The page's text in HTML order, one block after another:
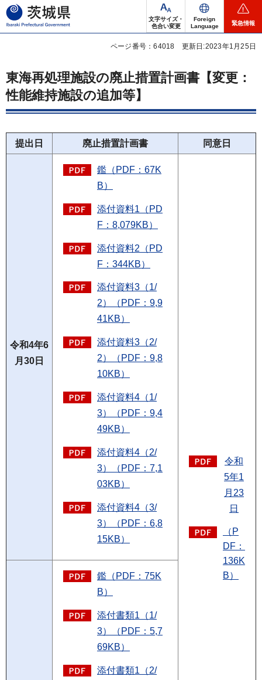
茨城県
文字サイズ・
色合い変更
Foreign
Language
緊急情報
ページ番号：64018 更新日:2023年1月25日
東海再処理施設の廃止措置計画書【変更：
性能維持施設の追加等】
提出日 廃止措置計画書 同意日
令和4年6
月30日
鑑（PDF：67K
B）
添付資料1（PD
F：8,079KB）
添付資料2（PD
F：344KB）
添付資料3（1/
2）（PDF：9,9
41KB）
添付資料3（2/
2）（PDF：9,8
10KB）
添付資料4（1/
3）（PDF：9,4
49KB）
添付資料4（2/
3）（PDF：7,1
03KB）
添付資料4（3/
3）（PDF：6,8
15KB）
令和
5年1
月23
日
（P
DF：
136K
B）
鑑（PDF：75K
B）
添付書類1（1/
3）（PDF：5,7
69KB）
添付書類1（2/